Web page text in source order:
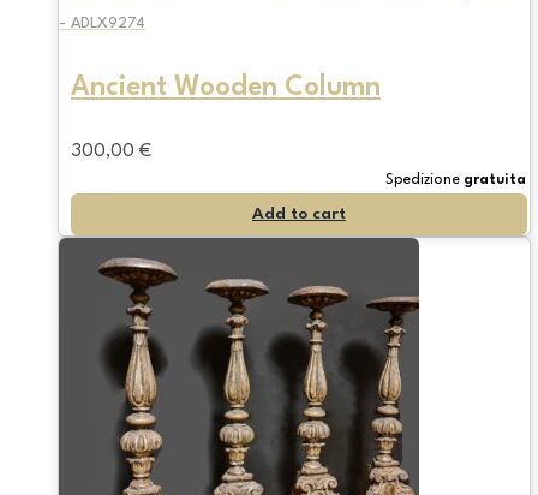
- ADLX9274
Ancient Wooden Column
300,00 €
Spedizione gratuita
Add to cart